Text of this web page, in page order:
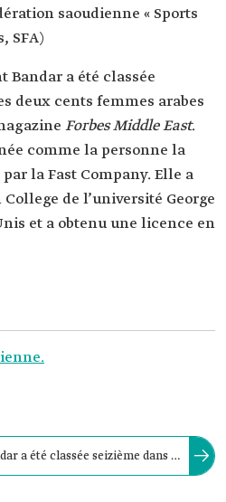
saoudienne « Sports
SFA)
Bandar a été classée
deux cents femmes arabes
Forbes Middle East.
comme la personne la
la Fast Company. Elle a
de l’université George
et a obtenu une licence en
a été classée seizième dans la